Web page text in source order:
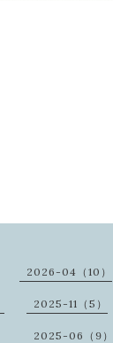
2026-04（10）
2025-11（5）
2025-06（9）